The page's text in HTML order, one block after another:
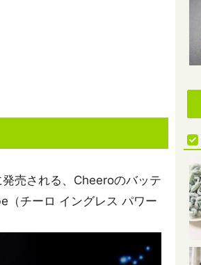
売される、Cheeroのバッテ
（チーロ イングレス パワー